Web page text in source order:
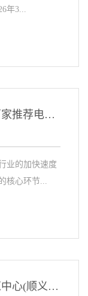
年3...
yy易游体育怎么样:2026乳化机厂家推荐电动均质乳化机日化食品级高剪切果汁厂家优选指南！
业的加快速度
核心环节...
yy易游体育怎么样:我国世界展览中心(顺义馆)